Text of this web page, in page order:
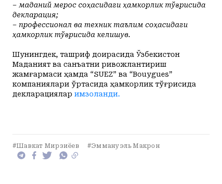
– маданий мерос соҳасидаги ҳамкорлик тўғрисида
декларация;
– профессионал ва техник таълим соҳасидаги
ҳамкорлик тўғрисида келишув.
Шунингдек, ташриф доирасида Ўзбекистон
Маданият ва санъатни ривожлантириш
жамғармаси ҳамда “SUEZ” ва “Bouygues”
компаниялари ўртасида ҳамкорлик тўғрисида
декларациялар имзоланди.
#Шавкат Мирзиёев #Эммануэль Макрон